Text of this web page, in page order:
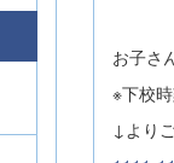
お子さ
※下校
↓より